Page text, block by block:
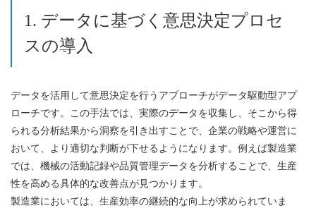
1. データに基づく意思決定プロセ
スの導入
データを活用して意思決定を行うアプローチがデータ駆動型アプ
ローチです。この手法では、実際のデータを収集し、そこから得
られる分析結果から洞察を引き出すことで、企業の戦略や運営に
おいて、より適切な判断が下せるようになります。例えば製造業
では、機械の活動記録や品質管理データを分析することで、生産
性を高める具体的な改善点が見つかります。
製造業においては、生産効率の継続的な向上が求められていま